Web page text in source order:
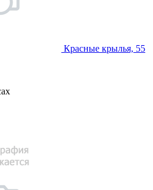
Красные крылья, 55